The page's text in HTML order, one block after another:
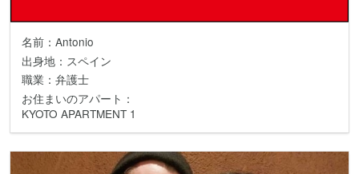
名前：Antonio
出身地：スペイン
職業：弁護士
お住まいのアパート：
KYOTO APARTMENT 1